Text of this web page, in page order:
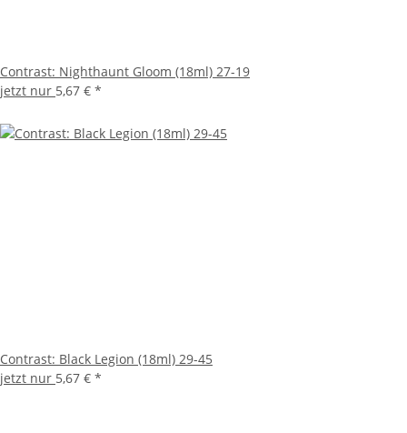
Contrast: Nighthaunt Gloom (18ml) 27-19
jetzt nur 5,67 € *
Contrast: Black Legion (18ml) 29-45
jetzt nur 5,67 € *